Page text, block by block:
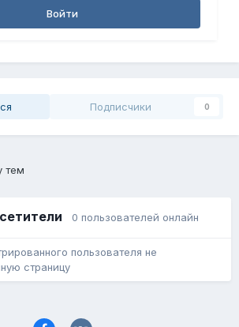
Войти
Подписчики 0
тем
0 пользователей онлайн
пользователя не
страницу